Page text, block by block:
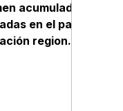
acumulado
en el país
regional